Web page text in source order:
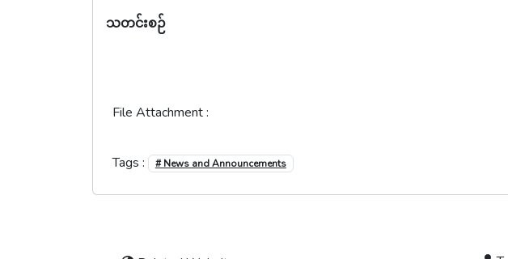
သတင်းစဉ်
File Attachment :
Tags : # News and Announcements